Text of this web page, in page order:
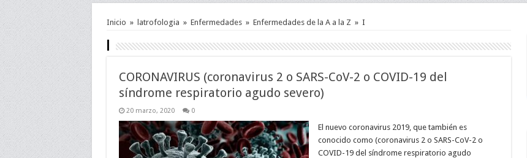
Inicio » latrofologia » Enfermedades » Enfermedades de la A a la Z » I
I
CORONAVIRUS (coronavirus 2 o SARS-CoV-2 o COVID-19 del
síndrome respiratorio agudo severo)
20 marzo, 2020 0
El nuevo coronavirus 2019, que también es
conocido como (coronavirus 2 o SARS-CoV-2 o
COVID-19 del síndrome respiratorio agudo